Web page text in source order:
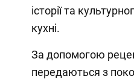
історії та
кухні.
За допомогою
передаються з